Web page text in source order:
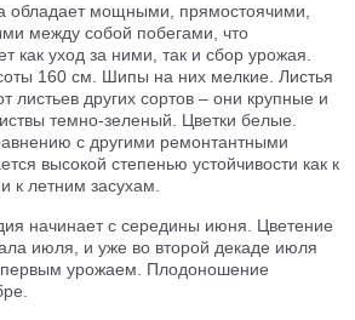
обладает мощными, прямостоячими,
между собой побегами, что
как уход за ними, так и сбор урожая.
160 см. Шипы на них мелкие. Листья
листьев других сортов – они крупные и
темно-зеленый. Цветки белые.
с другими ремонтантными
высокой степенью устойчивости как к
к летним засухам.
начинает с середины июня. Цветение
июля, и уже во второй декаде июля
урожаем. Плодоношение